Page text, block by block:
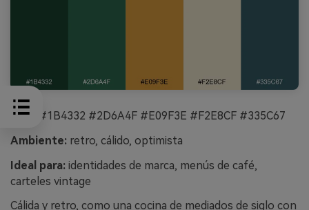
HEX:
#1B4332 #2D6A4F #E09F3E #F2E8CF #335C67
Ambiente: retro, cálido, optimista
Ideal para: identidades de marca, menús de café,
carteles vintage
Cálida y retro, como una cocina de mediados de siglo con